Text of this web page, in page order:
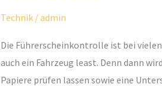
Technik/admin
Die Führerscheinkontrolle ist bei
auch ein Fahrzeug least. Denn dann
Papiere prüfen lassen sowie eine